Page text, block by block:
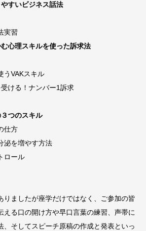
やすいビジネス話法
実習
む心理スキルを使った訴求法
うVAKスキル
ける！ナンバー1訴求
３つのスキル
仕方
泌を増やす方法
ロール
りましたが座学だけではなく、ご参加の皆
える口の開け方や早口言葉の練習、声帯に
、そしてスピーチ原稿の作成と発表といっ